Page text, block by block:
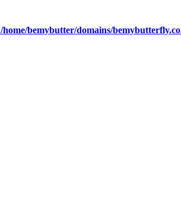
/home/bemybutter/domains/